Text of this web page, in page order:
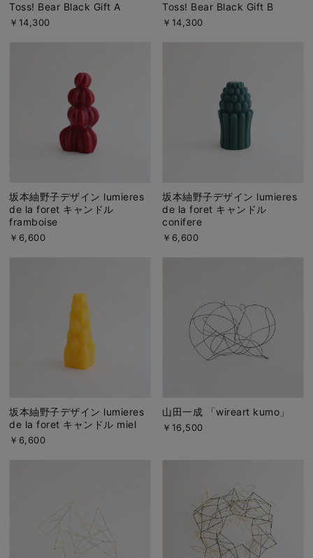
Toss! Bear Black Gift A
￥14,300
Toss! Bear Black Gift B
￥14,300
坂本紬野子デザイン lumieres
de la foret キャンドル
framboise
￥6,600
坂本紬野子デザイン lumieres
de la foret キャンドル
conifere
￥6,600
坂本紬野子デザイン lumieres
de la foret キャンドル miel
￥6,600
山田一成 「wireart kumo」
￥16,500